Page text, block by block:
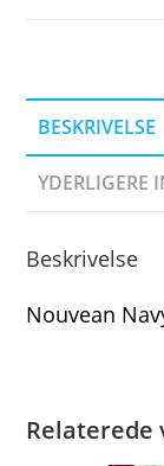
BESKRIVELSE
YDERLIGERE
Beskrivelse
Nouvean
Relaterede